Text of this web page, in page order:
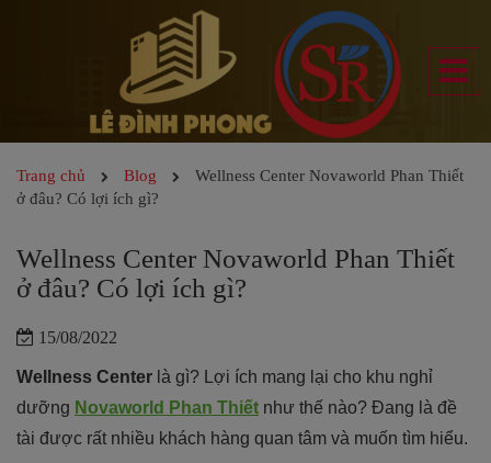
Trang chủ Blog
Wellness Center Novaworld Phan Thiết
ở đâu? Có lợi ích gì?
Wellness Center Novaworld Phan Thiết
ở đâu? Có lợi ích gì?
15/08/2022
Wellness Center là gì? Lợi ích mang lại cho khu nghỉ
dưỡng Novaworld Phan Thiết như thế nào? Đang là đề
tài được rất nhiều khách hàng quan tâm và muốn tìm hiểu.